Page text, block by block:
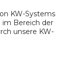
KW-Systems
im Bereich der
unsere KW-